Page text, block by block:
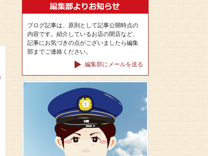
ブログ記事は、原則として記事公開時点の
内容です。紹介しているお店の閉店など、
記事にお気づきの点がございましたら編集
部までご連絡ください。
編集部にメールを送る